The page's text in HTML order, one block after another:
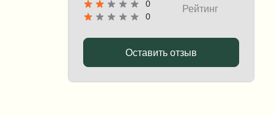
0
0
Рейтинг
Оставить отзыв